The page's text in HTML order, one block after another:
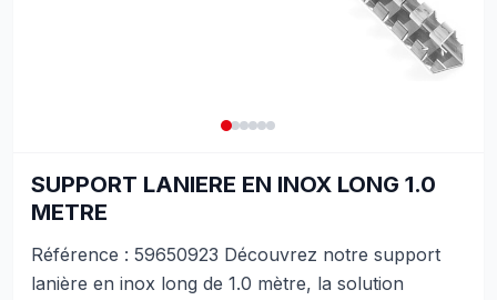
SUPPORT LANIERE EN INOX LONG 1.0
METRE
Référence : 59650923 Découvrez notre support
lanière en inox long de 1.0 mètre, la solution